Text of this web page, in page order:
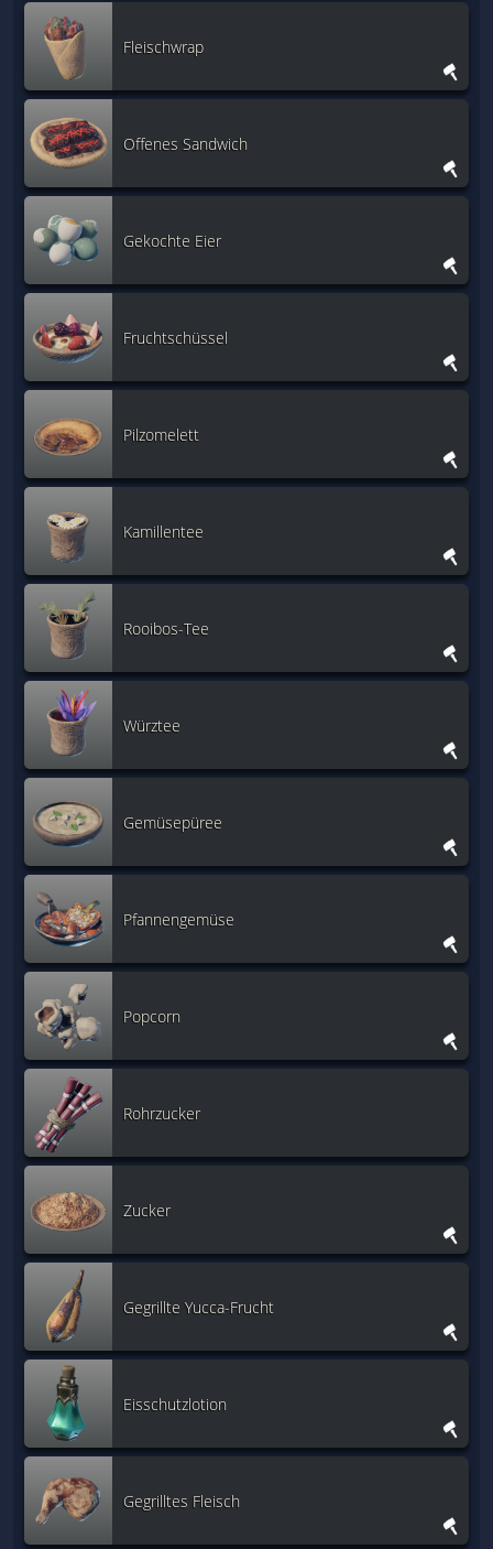
Fleischwrap
Offenes Sandwich
Gekochte Eier
Fruchtschüssel
Pilzomelett
Kamillentee
Rooibos-Tee
Würztee
Gemüsepüree
Pfannengemüse
Popcorn
Rohrzucker
Zucker
Gegrillte Yucca-Frucht
Eisschutzlotion
Gegrilltes Fleisch